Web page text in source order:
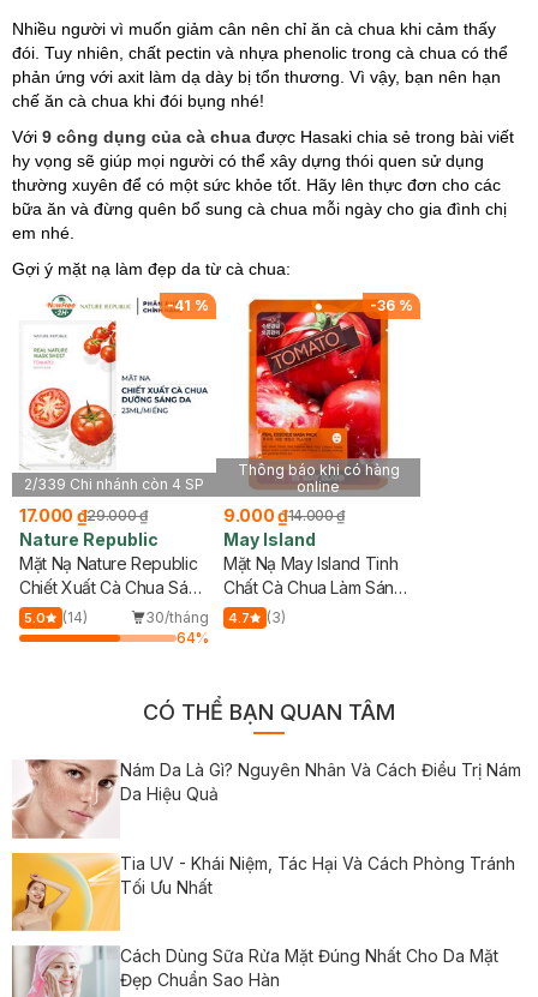
Nhiều người vì muốn giảm cân nên chỉ ăn cà chua khi cảm thấy
đói. Tuy nhiên, chất pectin và nhựa phenolic trong cà chua có thể
phản ứng với axit làm dạ dày bị tổn thương. Vì vậy, bạn nên hạn
chế ăn cà chua khi đói bụng nhé!
Với 9 công dụng của cà chua được Hasaki chia sẻ trong bài viết
hy vọng sẽ giúp mọi người có thể xây dựng thói quen sử dụng
thường xuyên để có một sức khỏe tốt. Hãy lên thực đơn cho các
bữa ăn và đừng quên bổ sung cà chua mỗi ngày cho gia đình chị
em nhé.
Gợi ý mặt nạ làm đẹp da từ cà chua:
-41 %
2/339 Chi nhánh còn 4 SP
17.000 ₫29.000 ₫
Nature Republic
Mặt Nạ Nature Republic
Chiết Xuất Cà Chua Sáng
Da 23ml
5.0 (14)
30/tháng
64%
-36 %
Thông báo khi có hàng
online
9.000 ₫14.000 ₫
May Island
Mặt Nạ May Island Tinh
Chất Cà Chua Làm Sáng
Da 25ml
4.7 (3)
CÓ THỂ BẠN QUAN TÂM
Nám Da Là Gì? Nguyên Nhân Và Cách Điều Trị Nám
Da Hiệu Quả
Tia UV - Khái Niệm, Tác Hại Và Cách Phòng Tránh
Tối Ưu Nhất
Cách Dùng Sữa Rửa Mặt Đúng Nhất Cho Da Mặt
Đẹp Chuẩn Sao Hàn